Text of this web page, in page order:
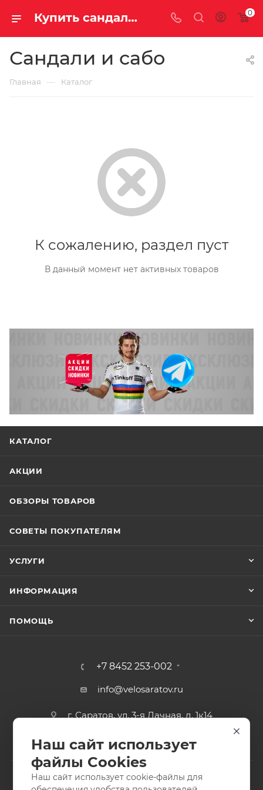
Купить сандали и сабо по выгодной цене 0
Сандали и сабо
Главная — Каталог
К сожалению, раздел пуст
В данный момент нет активных товаров
КАТАЛОГ
АКЦИИ
ОБЗОРЫ ТОВАРОВ
СОВЕТЫ ПОКУПАТЕЛЯМ
УСЛУГИ
ИНФОРМАЦИЯ
ПОМОЩЬ
+7 8452 253-002
info@velosaratov.ru
г. Саратов, ул. 3-я Дачная, д. 1к14
Наш сайт использует
файлы Cookies
Наш сайт использует cookie-файлы для